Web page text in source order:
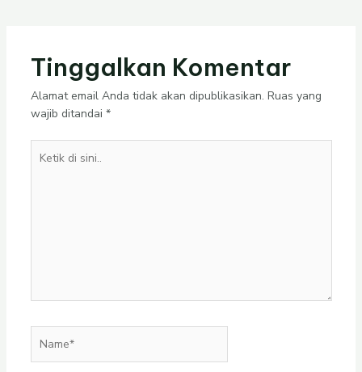
Tinggalkan Komentar
Alamat email Anda tidak akan dipublikasikan. Ruas yang
wajib ditandai *